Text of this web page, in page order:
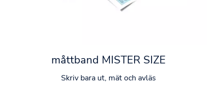
måttband MISTER SIZE
Skriv bara ut, mät och avläs